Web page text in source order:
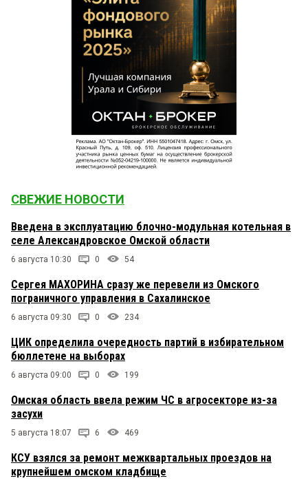
СВЕЖИЕ НОВОСТИ
Введена в эксплуатацию блочно-модульная котельная в
селе Александровское Омской области
6 августа 10:30 0 54
Сергея МАХОРИНА сразу же перевели из Омского
пограничного управления в Сахалинское
6 августа 09:30 0 234
ЦИК определила очередность партий в избирательном
бюллетене на выборах
6 августа 09:00 0 199
Омская область ввела режим ЧС в агросекторе из-за
засухи
5 августа 18:07 6 469
КСУ взялся за ремонт межквартальных проездов на
крупнейшем омском кладбище